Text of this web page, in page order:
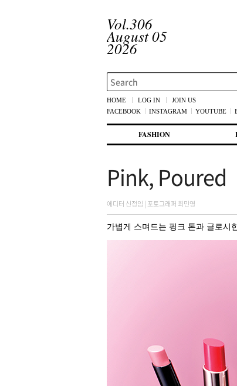
Vol.306
August 05
2026
Search
HOME LOG IN
JOIN US
FACEBOOK
INSTAGRAM YOUTUBE
첫번째 컨텐츠로 뛰어넘기
두번째 컨텐츠로 뛰어넘기
FASHION
Pink, Poured
에디터 신정임 | 포토그래퍼 최민영
가볍게 스며드는 핑크 톤과 글로시